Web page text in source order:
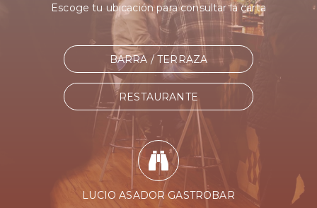
Escoge tu ubicación para consultar la carta
BARRA / TERRAZA
RESTAURANTE
LUCIO ASADOR GASTROBAR